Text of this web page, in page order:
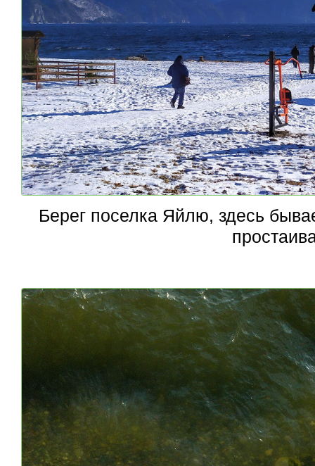
Берег поселка Яйлю, здесь